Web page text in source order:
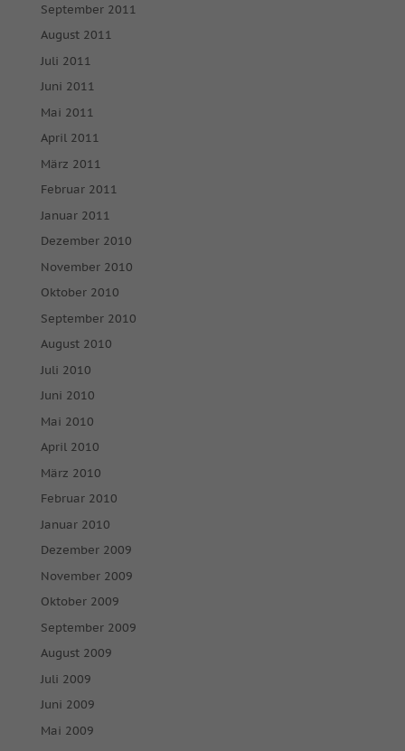
September 2011
August 2011
Juli 2011
Juni 2011
Mai 2011
April 2011
März 2011
Februar 2011
Januar 2011
Dezember 2010
November 2010
Oktober 2010
September 2010
August 2010
Juli 2010
Juni 2010
Mai 2010
April 2010
März 2010
Februar 2010
Januar 2010
Dezember 2009
November 2009
Oktober 2009
September 2009
August 2009
Juli 2009
Juni 2009
Mai 2009